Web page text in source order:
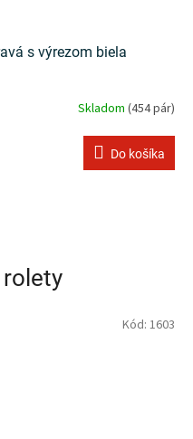
s výrezom biela
Skladom (454 pár)
Do košíka
rolety
Kód: 1603